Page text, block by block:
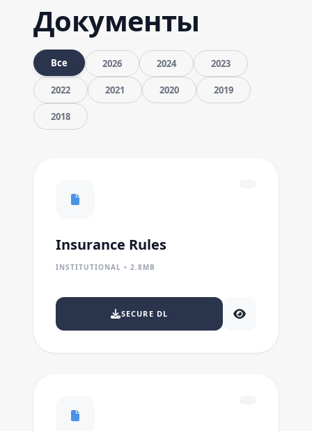
Документы
Все 2026 2024 2023
2022 2021 2020 2019
2018
Insurance Rules
INSTITUTIONAL • 2.8MB
SECURE DL